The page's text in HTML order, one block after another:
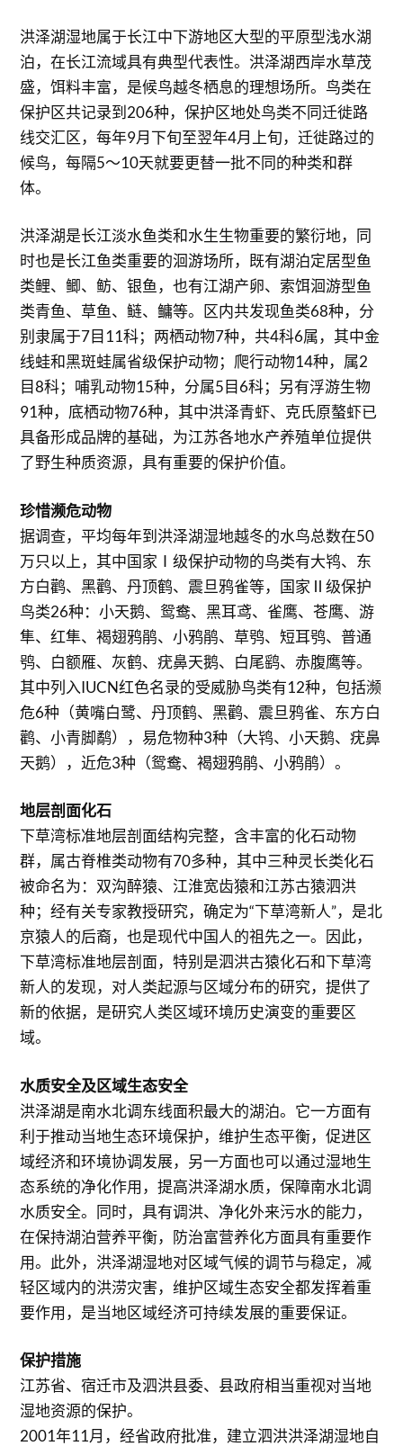
洪泽湖湿地属于长江中下游地区大型的平原型浅水湖
泊，在长江流域具有典型代表性。洪泽湖西岸水草茂
盛，饵料丰富，是候鸟越冬栖息的理想场所。鸟类在
保护区共记录到206种，保护区地处鸟类不同迁徙路
线交汇区，每年9月下旬至翌年4月上旬，迁徙路过的
候鸟，每隔5～10天就要更替一批不同的种类和群
体。
洪泽湖是长江淡水鱼类和水生生物重要的繁衍地，同
时也是长江鱼类重要的洄游场所，既有湖泊定居型鱼
类鲤、鲫、鲂、银鱼，也有江湖产卵、索饵洄游型鱼
类青鱼、草鱼、鲢、鳙等。区内共发现鱼类68种，分
别隶属于7目11科；两栖动物7种，共4科6属，其中金
线蛙和黑斑蛙属省级保护动物；爬行动物14种，属2
目8科；哺乳动物15种，分属5目6科；另有浮游生物
91种，底栖动物76种，其中洪泽青虾、克氏原螯虾已
具备形成品牌的基础，为江苏各地水产养殖单位提供
了野生种质资源，具有重要的保护价值。
珍惜濒危动物
据调查，平均每年到洪泽湖湿地越冬的水鸟总数在50
万只以上，其中国家Ⅰ级保护动物的鸟类有大鸨、东
方白鹳、黑鹳、丹顶鹤、震旦鸦雀等，国家Ⅱ级保护
鸟类26种：小天鹅、鸳鸯、黑耳鸢、雀鹰、苍鹰、游
隼、红隼、褐翅鸦鹃、小鸦鹃、草鸮、短耳鸮、普通
鸮、白额雁、灰鹤、疣鼻天鹅、白尾鹞、赤腹鹰等。
其中列入IUCN红色名录的受威胁鸟类有12种，包括濒
危6种（黄嘴白鹭、丹顶鹤、黑鹳、震旦鸦雀、东方白
鹳、小青脚鹬），易危物种3种（大鸨、小天鹅、疣鼻
天鹅），近危3种（鸳鸯、褐翅鸦鹃、小鸦鹃）。
地层剖面化石
下草湾标准地层剖面结构完整，含丰富的化石动物
群，属古脊椎类动物有70多种，其中三种灵长类化石
被命名为：双沟醉猿、江淮宽齿猿和江苏古猿泗洪
种；经有关专家教授研究，确定为“下草湾新人”，是北
京猿人的后裔，也是现代中国人的祖先之一。因此，
下草湾标准地层剖面，特别是泗洪古猿化石和下草湾
新人的发现，对人类起源与区域分布的研究，提供了
新的依据，是研究人类区域环境历史演变的重要区
域。
水质安全及区域生态安全
洪泽湖是南水北调东线面积最大的湖泊。它一方面有
利于推动当地生态环境保护，维护生态平衡，促进区
域经济和环境协调发展，另一方面也可以通过湿地生
态系统的净化作用，提高洪泽湖水质，保障南水北调
水质安全。同时，具有调洪、净化外来污水的能力，
在保持湖泊营养平衡，防治富营养化方面具有重要作
用。此外，洪泽湖湿地对区域气候的调节与稳定，减
轻区域内的洪涝灾害，维护区域生态安全都发挥着重
要作用，是当地区域经济可持续发展的重要保证。
保护措施
江苏省、宿迁市及泗洪县委、县政府相当重视对当地
湿地资源的保护。
2001年11月，经省政府批准，建立泗洪洪泽湖湿地自